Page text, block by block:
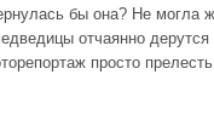
бы она? Не могла
отчаянно
просто